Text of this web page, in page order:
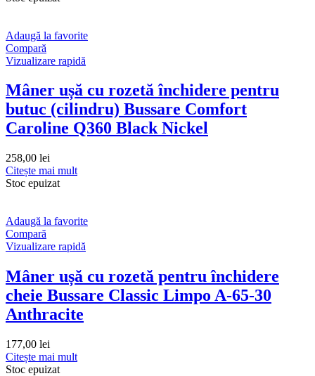
Adaugă la favorite
Compară
Vizualizare rapidă
Mâner ușă cu rozetă închidere pentru
butuc (cilindru) Bussare Comfort
Caroline Q360 Black Nickel
258,00 lei
Citește mai mult
Stoc epuizat
Adaugă la favorite
Compară
Vizualizare rapidă
Mâner ușă cu rozetă pentru închidere
cheie Bussare Classic Limpo A-65-30
Anthracite
177,00 lei
Citește mai mult
Stoc epuizat